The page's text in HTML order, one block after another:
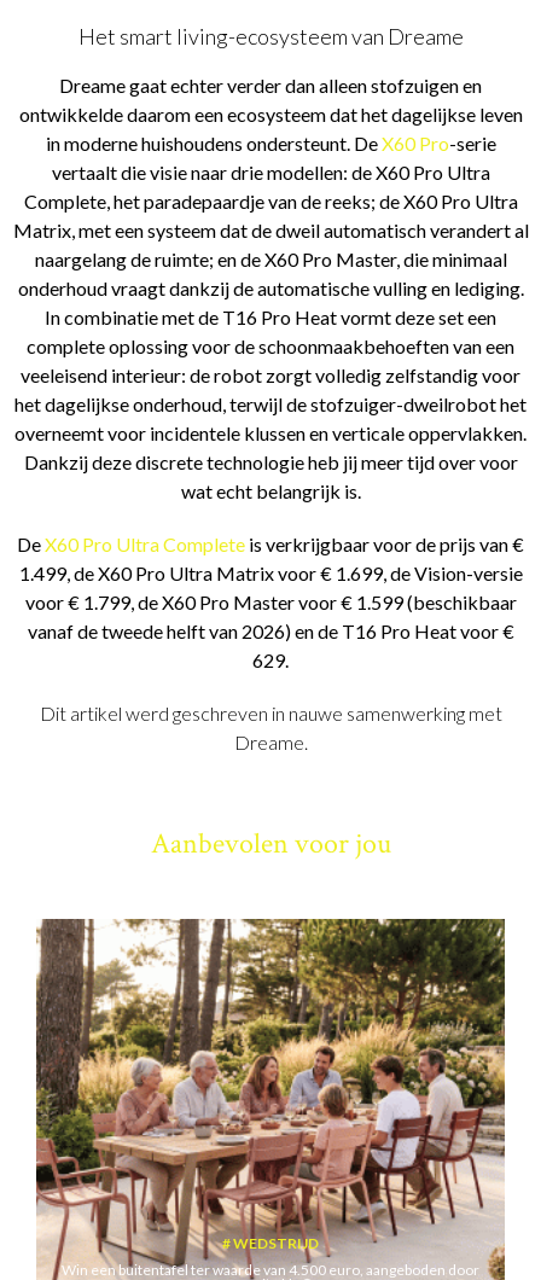
Het smart living-ecosysteem van Dreame
Dreame gaat echter verder dan alleen stofzuigen en
ontwikkelde daarom een ecosysteem dat het dagelijkse leven
in moderne huishoudens ondersteunt. DeX60 Pro-serie
vertaalt die visie naar drie modellen: de X60 Pro Ultra
Complete, het paradepaardje van de reeks; de X60 Pro Ultra
Matrix, met een systeem dat de dweil automatisch verandert al
naargelang de ruimte; en de X60 Pro Master, die minimaal
onderhoud vraagt dankzij de automatische vulling en lediging.
In combinatie met de T16 Pro Heat vormt deze set een
complete oplossing voor de schoonmaakbehoeften van een
veeleisend interieur: de robot zorgt volledig zelfstandig voor
het dagelijkse onderhoud, terwijl de stofzuiger-dweilrobot het
overneemt voor incidentele klussen en verticale oppervlakken.
Dankzij deze discrete technologie heb jij meer tijd over voor
wat echt belangrijk is.
DeX60 Pro Ultra Complete is verkrijgbaar voor de prijs van €
1.499, de X60 Pro Ultra Matrix voor € 1.699, de Vision-versie
voor € 1.799, de X60 Pro Master voor € 1.599 (beschikbaar
vanaf de tweede helft van 2026) en de T16 Pro Heat voor €
629.
Dit artikel werd geschreven in nauwe samenwerking met
Dreame.
Aanbevolen voor jou
WEDSTRIJD
Win een buitentafel ter waarde van 4.500 euro, aangeboden door